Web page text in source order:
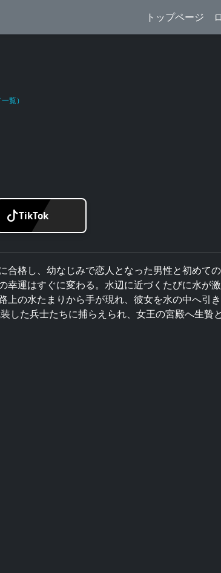
トップページ
覧）
TikTok
合格し、幼なじみで恋人となった男性と初めて
幸運はすぐに変わる。水辺に近づくたびに水が
上の水たまりから手が現れ、彼女を水の中へ引
した兵士たちに捕らえられ、女王の宮殿へ生贄